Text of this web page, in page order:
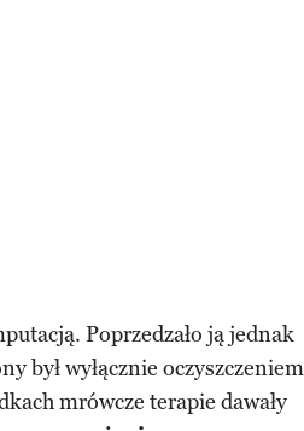
Poprzedzało ją jednak
był wyłącznie oczyszczeniem
mrówcze terapie dawały